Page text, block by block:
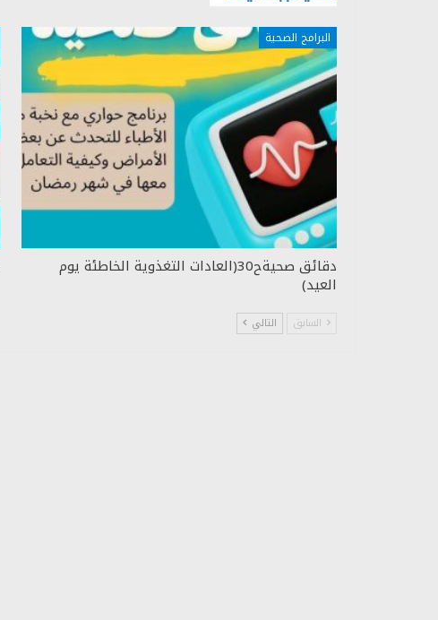
البرامج الصحية
دقائق صحيةح30(العادات التغذوية الخاطئة يوم
العيد)
السابق التالي